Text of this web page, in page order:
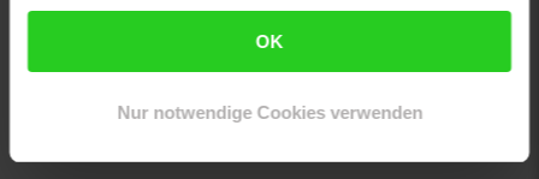
OK
Nur notwendige Cookies verwenden
WEEE Pflicht: true
Farbe: grün